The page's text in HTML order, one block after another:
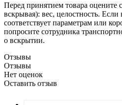
Перед принятием товара оцените
вскрывая): вес, целостность. Если
соответствует параметрам или
попросите сотрудника
о вскрытии.
Отзывы
Отзывы
Нет оценок
Оставить отзыв